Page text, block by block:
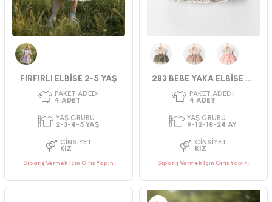
9-12-18-24 AY
CINSIYET
KIZ
PAKET ADEDI
ADET
2-3-4-5 YAŞ
CINSIYET
KIZ
FIRFIRLI ELBİSE 2-5 YAŞ
Sipariş Vermek İçin Giriş Yapın.
283 BEBE YAKA ELBİSE 9-24 AY
Sipariş Vermek İçin Giriş Yapın.